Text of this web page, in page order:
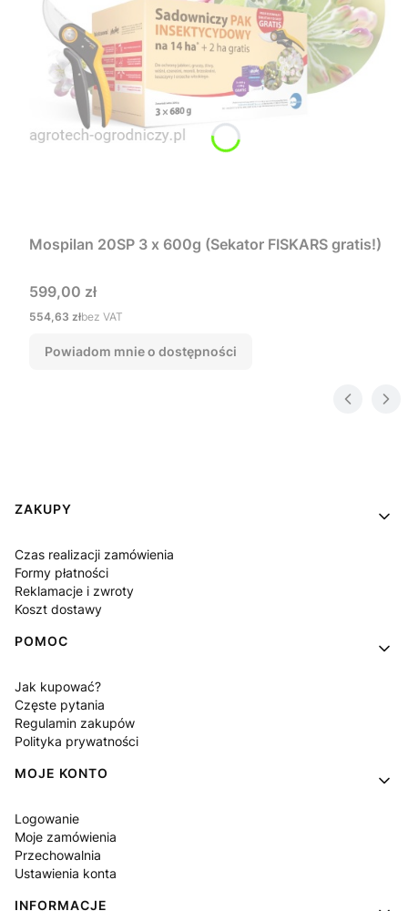
Mospilan 20SP 3 x 600g (Sekator FISKARS gratis!)
Cena
599,00 zł
Cena
554,63 złbez VAT
Powiadom mnie o dostępności
Linki w stopce
ZAKUPY
Czas realizacji zamówienia
Formy płatności
Reklamacje i zwroty
Koszt dostawy
POMOC
Jak kupować?
Częste pytania
Regulamin zakupów
Polityka prywatności
MOJE KONTO
Logowanie
Moje zamówienia
Przechowalnia
Ustawienia konta
INFORMACJE